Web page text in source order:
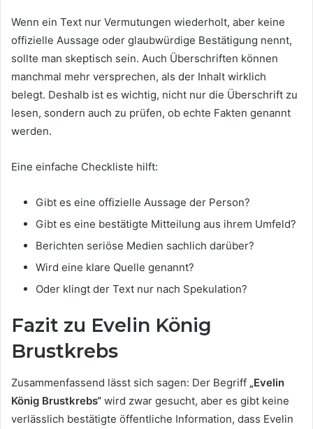
Wenn ein Text nur Vermutungen wiederholt, aber keine
offizielle Aussage oder glaubwürdige Bestätigung nennt,
sollte man skeptisch sein. Auch Überschriften können
manchmal mehr versprechen, als der Inhalt wirklich
belegt. Deshalb ist es wichtig, nicht nur die Überschrift zu
lesen, sondern auch zu prüfen, ob echte Fakten genannt
werden.
Eine einfache Checkliste hilft:
Gibt es eine offizielle Aussage der Person?
Gibt es eine bestätigte Mitteilung aus ihrem Umfeld?
Berichten seriöse Medien sachlich darüber?
Wird eine klare Quelle genannt?
Oder klingt der Text nur nach Spekulation?
Fazit zu Evelin König
Brustkrebs
Zusammenfassend lässt sich sagen: Der Begriff „Evelin
König Brustkrebs“ wird zwar gesucht, aber es gibt keine
verlässlich bestätigte öffentliche Information, dass Evelin